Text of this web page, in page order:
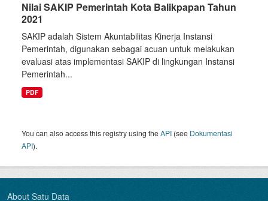
Nilai SAKIP Pemerintah Kota Balikpapan Tahun
2021
SAKIP adalah Sistem Akuntabilitas Kinerja Instansi
Pemerintah, digunakan sebagai acuan untuk melakukan
evaluasi atas implementasi SAKIP di lingkungan Instansi
Pemerintah...
PDF
You can also access this registry using theAPI (see Dokumentasi
API).
About Satu Data